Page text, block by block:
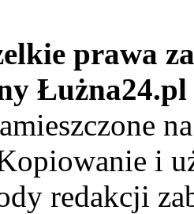
prawa
Łużna24.pl
i
redakcji